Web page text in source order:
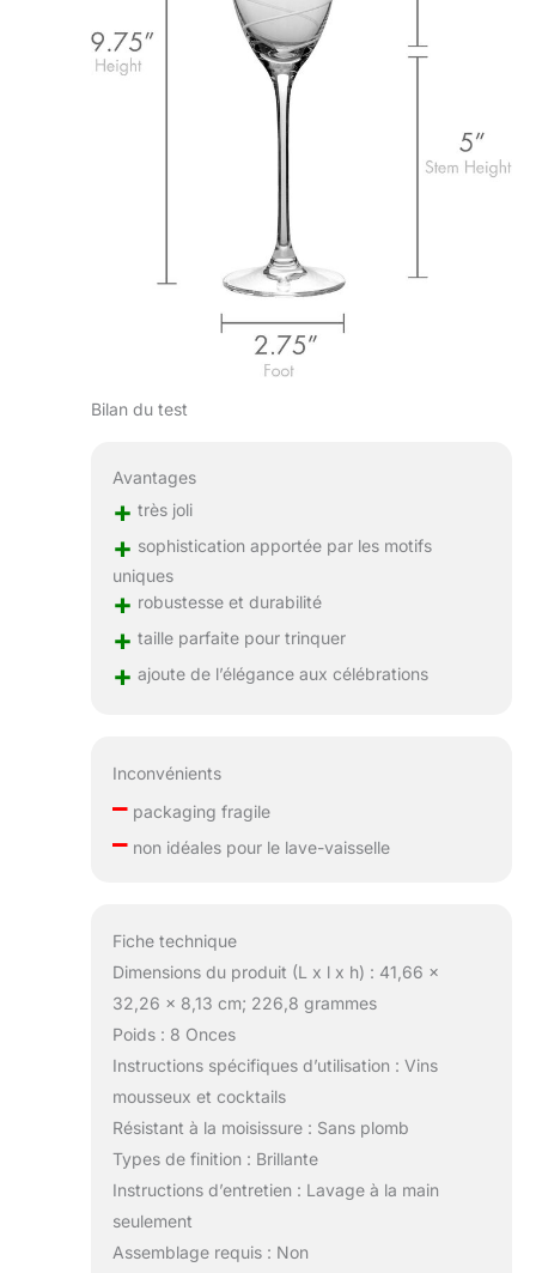
Bilan du test
Avantages
+ très joli
+ sophistication apportée par les motifs
uniques
+ robustesse et durabilité
+ taille parfaite pour trinquer
+ ajoute de l’élégance aux célébrations
Inconvénients
–packaging fragile
–non idéales pour le lave-vaisselle
Fiche technique
Dimensions du produit (L x l x h) : 41,66 x
32,26 x 8,13 cm; 226,8 grammes
Poids : 8 Onces
Instructions spécifiques d’utilisation : Vins
mousseux et cocktails
Résistant à la moisissure : Sans plomb
Types de finition : Brillante
Instructions d’entretien : Lavage à la main
seulement
Assemblage requis : Non